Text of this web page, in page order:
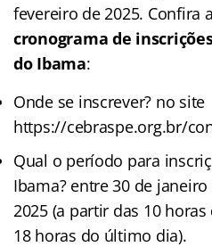
fevereiro de 2025. Confira
cronograma de
do Ibama:
Onde se inscrever? no site
https://cebraspe.org.br/
Qual o período para
Ibama? entre 30 de
2025 (a partir das 10
18 horas do último dia).